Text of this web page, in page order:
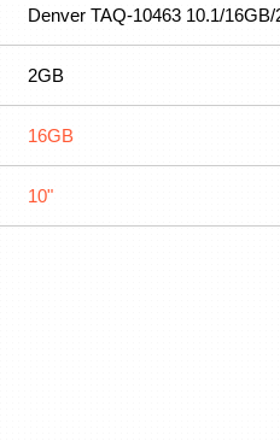
Denver TAQ-10463 10.1/
2GB
16GB
10"